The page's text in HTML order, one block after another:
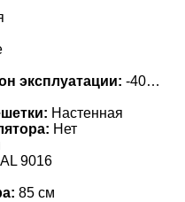
эксплуатации: -40…
Настенная
Нет
9016
85 см